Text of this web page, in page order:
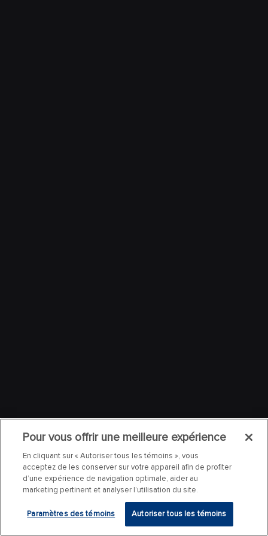
Pour vous offrir une meilleure expérience
En cliquant sur « Autoriser tous les témoins », vous
acceptez de les conserver sur votre appareil afin de profiter
d’une expérience de navigation optimale, aider au
marketing pertinent et analyser l’utilisation du site.
Paramètres des témoins Autoriser tous les témoins